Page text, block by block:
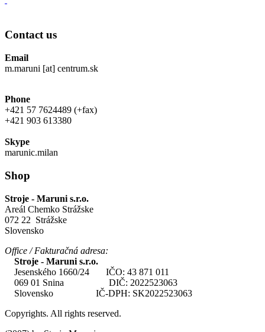
Contact us
Email
m.maruni [at] centrum.sk
Phone
+421 57 7624489 (+fax)
+421 903 613380
Skype
marunic.milan
Shop
Stroje - Maruni s.r.o.
Areál Chemko Strážske
072 22 Strážske
Slovensko
Office / Fakturačná adresa:
Stroje - Maruni s.r.o.
Jesenského 1660/24 IČO: 43 871 011
069 01 Snina DIČ: 2022523063
Slovensko IČ-DPH: SK2022523063
Copyrights. All rights reserved.